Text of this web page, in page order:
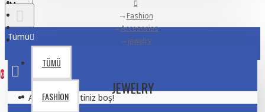
Menu
Tümü
TÜMÜ
FASHION
0
Alışveriş sepetiniz boş!
Fashion
Accesories
Jewelry
JEWELRY